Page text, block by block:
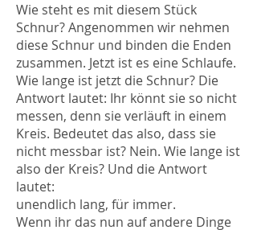
Wie steht es mit diesem Stück
Schnur? Angenommen wir nehmen
diese Schnur und binden die Enden
zusammen. Jetzt ist es eine Schlaufe.
Wie lange ist jetzt die Schnur? Die
Antwort lautet: Ihr könnt sie so nicht
messen, denn sie verläuft in einem
Kreis. Bedeutet das also, dass sie
nicht messbar ist? Nein. Wie lange ist
also der Kreis? Und die Antwort
lautet:
unendlich lang, für immer.
Wenn ihr das nun auf andere Dinge